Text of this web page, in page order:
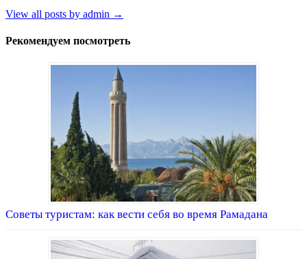
View all posts by admin →
Рекомендуем посмотреть
Советы туристам: как вести себя во время Рамадана